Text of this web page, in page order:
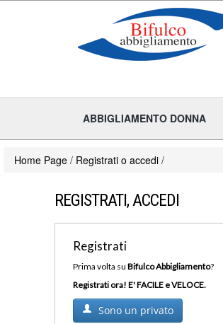
ABBIGLIAMENTO DONNA
Home Page / Registrati o accedi /
REGISTRATI, ACCEDI
Registrati
Prima volta suBifulco Abbigliamento?
Registrati ora! E' FACILE e VELOCE.
Sono un privato